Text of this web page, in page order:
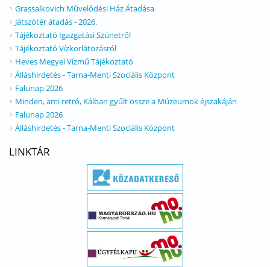
Grassalkovich Művelődési Ház Átadása
Játszótér átadás - 2026.
Tájékoztató Igazgatási Szünetről
Tájékoztató Vízkorlátozásról
Heves Megyei Vízmű Tájékoztató
Álláshirdetés - Tarna-Menti Szociális Központ
Falunap 2026
Minden, ami retró, Kálban gyűlt össze a Múzeumok éjszakáján
Falunap 2026
Álláshirdetés - Tarna-Menti Szociális Központ
LINKTÁR